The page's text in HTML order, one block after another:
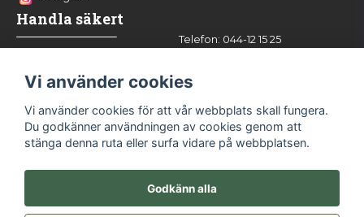
Handla säkert
Telefon: 044-12 15 25
Vi använder cookies
Vi använder cookies för att vår webbplats skall fungera.
Du godkänner användningen av cookies genom att
stänga denna ruta eller surfa vidare på webbplatsen.
Godkänn alla